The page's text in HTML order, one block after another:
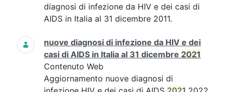
diagnosi di infezione da HIV e dei casi di
AIDS in Italia al 31 dicembre 2011.
nuove diagnosi di infezione da HIV e dei
casi di AIDS in Italia al 31 dicembre 2021
Contenuto Web
Aggiornamento nuove diagnosi di